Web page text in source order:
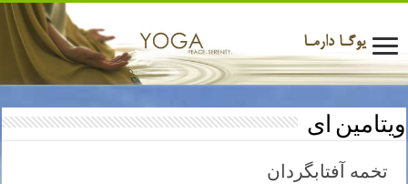
ویتامین ای
تخمه آفتابگردان